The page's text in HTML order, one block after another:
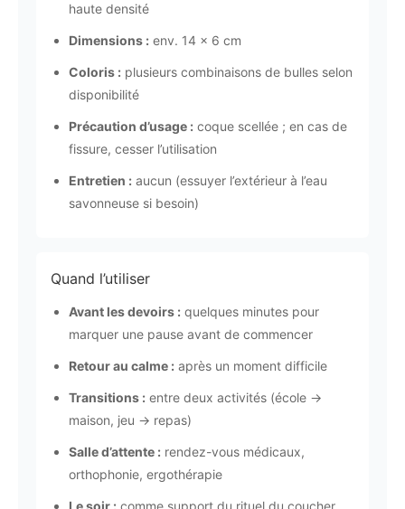
haute densité
Dimensions : env. 14 × 6 cm
Coloris : plusieurs combinaisons de bulles selon
disponibilité
Précaution d’usage : coque scellée ; en cas de
fissure, cesser l’utilisation
Entretien : aucun (essuyer l’extérieur à l’eau
savonneuse si besoin)
Quand l’utiliser
Avant les devoirs : quelques minutes pour
marquer une pause avant de commencer
Retour au calme : après un moment difficile
Transitions : entre deux activités (école →
maison, jeu → repas)
Salle d’attente : rendez-vous médicaux,
orthophonie, ergothérapie